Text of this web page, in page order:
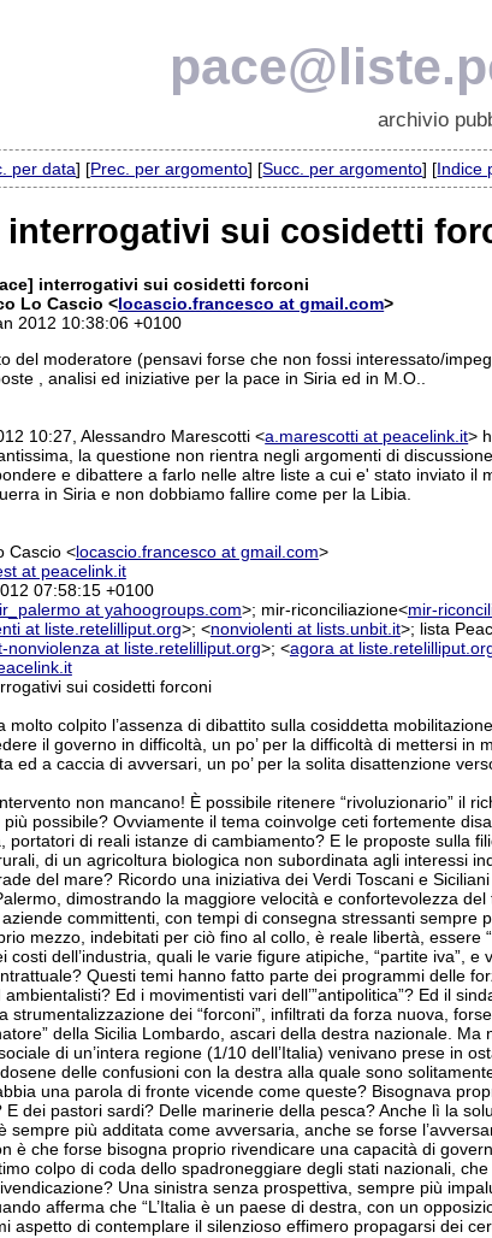
archivio
per data] [Prec. per argomento] [Succ. per argomento] [Indice
interrogativi sui cosidetti
interrogativi sui cosidetti forconi
Lo Cascio <locascio.francesco at gmail.com>
2012 10:38:06 +0100
del moderatore (pensavi forse che non fossi interessato/
, analisi ed iniziative per la pace in Siria ed in M.O..
10:27, Alessandro Marescotti<a.marescotti at peacelink.it>
la questione non rientra negli argomenti di
e dibattere a farlo nelle altre liste a cui e' stato inviato il
in Siria e non dobbiamo fallire come per la Libia.
Cascio <locascio.francesco at gmail.com>
at peacelink.it
07:58:15 +0100
at yahoogroups.com>; mir-riconciliazione<mir-
at liste.retelilliput.org>; <nonviolenti at lists.unbit.it>; lista
nonviolenza at liste.retelilliput.org>; <agora at
sui cosidetti forconi
molto colpito l’assenza di dibattito sulla cosiddetta
il governo in difficoltà, un po’ per la difficoltà di mettersi in
ed a caccia di avversari, un po’ per la solita disattenzione
non mancano! È possibile ritenere “rivoluzionario” il
possibile? Ovviamente il tema coinvolge ceti fortemente
portatori di reali istanze di cambiamento? E le proposte sulla
di un agricoltura biologica non subordinata agli interessi
del mare? Ricordo una iniziativa dei Verdi Toscani e
dimostrando la maggiore velocità e confortevolezza
committenti, con tempi di consegna stressanti
mezzo, indebitati per ciò fino al collo, è reale libertà,
costi dell’industria, quali le varie figure atipiche, “partite iva”,
Questi temi hanno fatto parte dei programmi delle
Ed i movimentisti vari dell’”antipolitica”? Ed il
strumentalizzazione dei “forconi”, infiltrati da forza nuova,
della Sicilia Lombardo, ascari della destra nazionale.
di un’intera regione (1/10 dell’Italia) venivano prese in
delle confusioni con la destra alla quale sono
una parola di fronte vicende come queste? Bisognava
E dei pastori sardi? Delle marinerie della pesca? Anche lì la
sempre più additata come avversaria, anche se forse
è che forse bisogna proprio rivendicare una capacità di
colpo di coda dello spadroneggiare degli stati nazionali,
Una sinistra senza prospettiva, sempre più
afferma che “L’Italia è un paese di destra, con un
aspetto di contemplare il silenzioso effimero propagarsi dei